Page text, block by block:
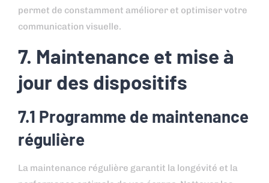
permet de constamment améliorer et optimiser votre
communication visuelle.
7. Maintenance et mise à
jour des dispositifs
7.1 Programme de maintenance
régulière
La maintenance régulière garantit la longévité et la